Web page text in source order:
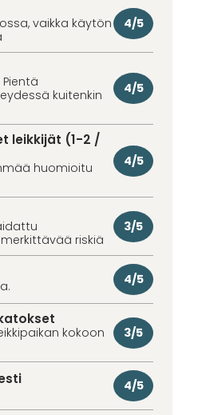
vaikka käytön
4/5
kuitenkin
4/5
leikkijät (1-2 /
huomioitu
4/5
riskiä
3/5
4/5
kokoon
3/5
4/5